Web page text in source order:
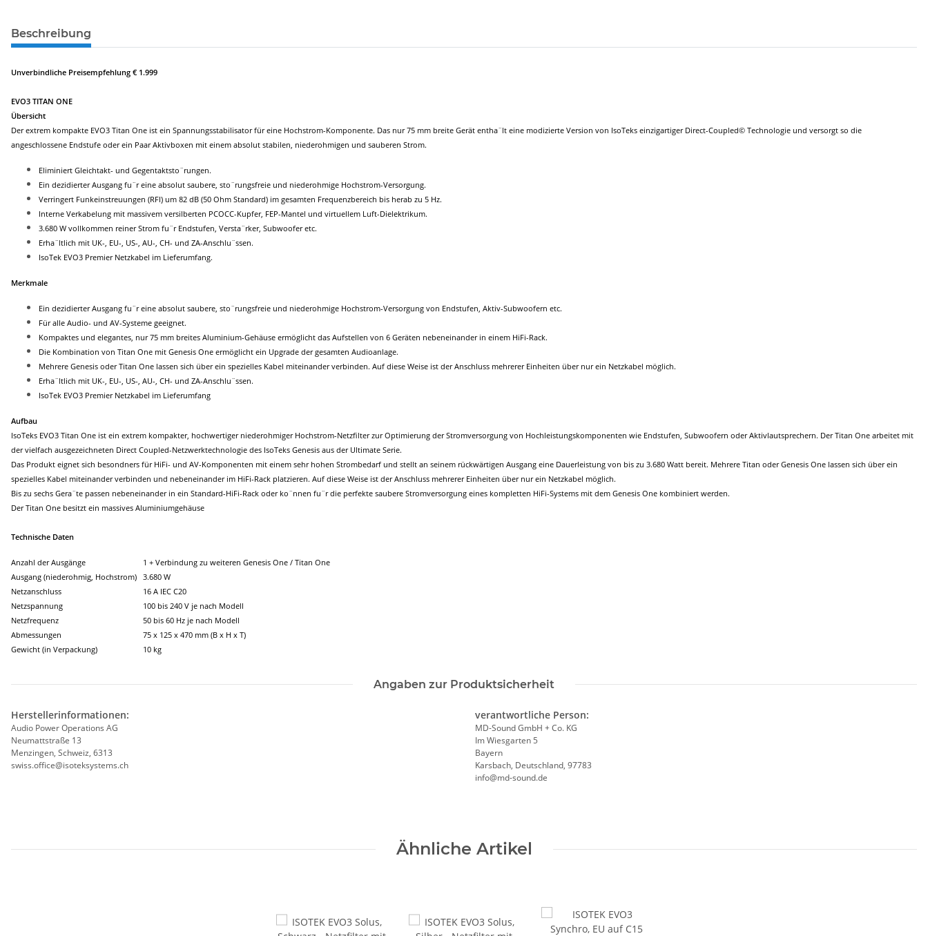
Beschreibung
Unverbindliche Preisempfehlung € 1.999
EVO3 TITAN ONE
Übersicht
Der extrem kompakte EVO3 Titan One ist ein Spannungsstabilisator für eine Hochstrom-Komponente. Das nur 75 mm breite Gerät entha¨lt eine modizierte Version von IsoTeks einzigartiger Direct-Coupled© Technologie und versorgt so die
angeschlossene Endstufe oder ein Paar Aktivboxen mit einem absolut stabilen, niederohmigen und sauberen Strom.
Eliminiert Gleichtakt- und Gegentaktsto¨rungen.
Ein dezidierter Ausgang fu¨r eine absolut saubere, sto¨rungsfreie und niederohmige Hochstrom-Versorgung.
Verringert Funkeinstreuungen (RFI) um 82 dB (50 Ohm Standard) im gesamten Frequenzbereich bis herab zu 5 Hz.
Interne Verkabelung mit massivem versilberten PCOCC-Kupfer, FEP-Mantel und virtuellem Luft-Dielektrikum.
3.680 W vollkommen reiner Strom fu¨r Endstufen, Versta¨rker, Subwoofer etc.
Erha¨ltlich mit UK-, EU-, US-, AU-, CH- und ZA-Anschlu¨ssen.
IsoTek EVO3 Premier Netzkabel im Lieferumfang.
Merkmale
Ein dezidierter Ausgang fu¨r eine absolut saubere, sto¨rungsfreie und niederohmige Hochstrom-Versorgung von Endstufen, Aktiv-Subwoofern etc.
Für alle Audio- und AV-Systeme geeignet.
Kompaktes und elegantes, nur 75 mm breites Aluminium-Gehäuse ermöglicht das Aufstellen von 6 Geräten nebeneinander in einem HiFi-Rack.
Die Kombination von Titan One mit Genesis One ermöglicht ein Upgrade der gesamten Audioanlage.
Mehrere Genesis oder Titan One lassen sich über ein spezielles Kabel miteinander verbinden. Auf diese Weise ist der Anschluss mehrerer Einheiten über nur ein Netzkabel möglich.
Erha¨ltlich mit UK-, EU-, US-, AU-, CH- und ZA-Anschlu¨ssen.
IsoTek EVO3 Premier Netzkabel im Lieferumfang
Aufbau
IsoTeks EVO3 Titan One ist ein extrem kompakter, hochwertiger niederohmiger Hochstrom-Netzfilter zur Optimierung der Stromversorgung von Hochleistungskomponenten wie Endstufen, Subwoofern oder Aktivlautsprechern. Der Titan One arbeitet mit
der vielfach ausgezeichneten Direct Coupled-Netzwerktechnologie des IsoTeks Genesis aus der Ultimate Serie.
Das Produkt eignet sich besondners für HiFi- und AV-Komponenten mit einem sehr hohen Strombedarf und stellt an seinem rückwärtigen Ausgang eine Dauerleistung von bis zu 3.680 Watt bereit. Mehrere Titan oder Genesis One lassen sich über ein
spezielles Kabel miteinander verbinden und nebeneinander im HiFi-Rack platzieren. Auf diese Weise ist der Anschluss mehrerer Einheiten über nur ein Netzkabel möglich.
Bis zu sechs Gera¨te passen nebeneinander in ein Standard-HiFi-Rack oder ko¨nnen fu¨r die perfekte saubere Stromversorgung eines kompletten HiFi-Systems mit dem Genesis One kombiniert werden.
Der Titan One besitzt ein massives Aluminiumgehäuse
Technische Daten
Anzahl der Ausgänge
1 + Verbindung zu weiteren Genesis One / Titan One
Ausgang (niederohmig, Hochstrom) 3.680 W
Netzanschluss
16 A IEC C20
Netzspannung
100 bis 240 V je nach Modell
Netzfrequenz
50 bis 60 Hz je nach Modell
Abmessungen
75 x 125 x 470 mm (B x H x T)
Gewicht (in Verpackung)
10 kg
Angaben zur Produktsicherheit
Herstellerinformationen:
Audio Power Operations AG
Neumattstraße 13
Menzingen, Schweiz, 6313
swiss.office@isoteksystems.ch
verantwortliche Person:
MD-Sound GmbH + Co. KG
Im Wiesgarten 5
Bayern
Karsbach, Deutschland, 97783
info@md-sound.de
Ähnliche Artikel